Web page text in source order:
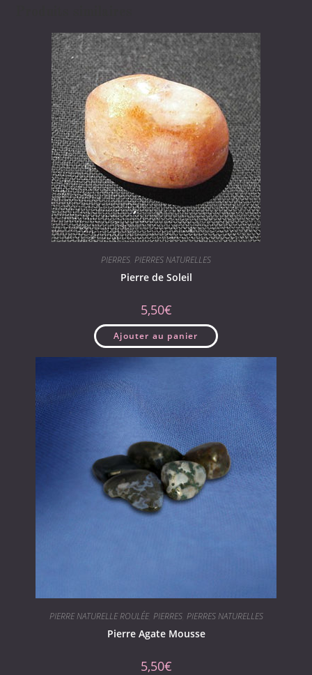
PIERRES PIERRES NATURELLES
Pierre de Soleil
5,50€
Ajouter au panier
PIERRE NATURELLE ROULÉE, PIERRES, PIERRES NATURELLES
Pierre Agate Mousse
5,50€